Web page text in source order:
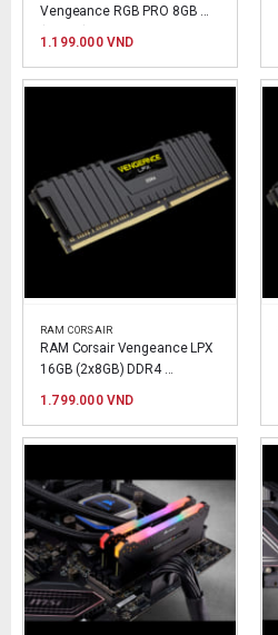
Vengeance RGB PRO 8GB
1.199.000VND
RAM CORSAIR
RAM Corsair Vengeance LPX
16GB (2x8GB) DDR4
1.799.000VND